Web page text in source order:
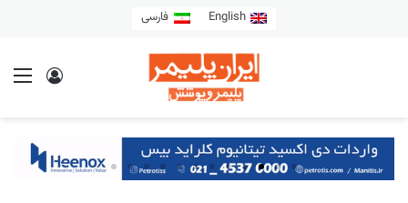
English فارسی